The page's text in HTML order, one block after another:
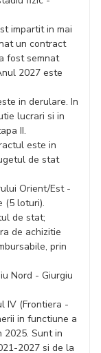
impartit in mai
un contract
fost semnat
2027 este
in derulare. In
lucrari si in
II.
este in
de stat
Orient/Est -
(5 loturi).
de stat;
de achizitie
prin
Nord - Giurgiu
IV (Frontiera -
in functiune a
Sunt in
2027 si de la